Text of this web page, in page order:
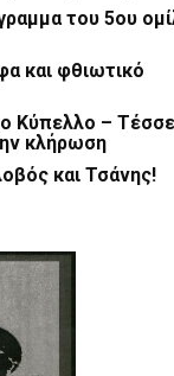
του 5ου
και φθιωτικό
Κύπελλο –
κλήρωση
και Τσάνης!